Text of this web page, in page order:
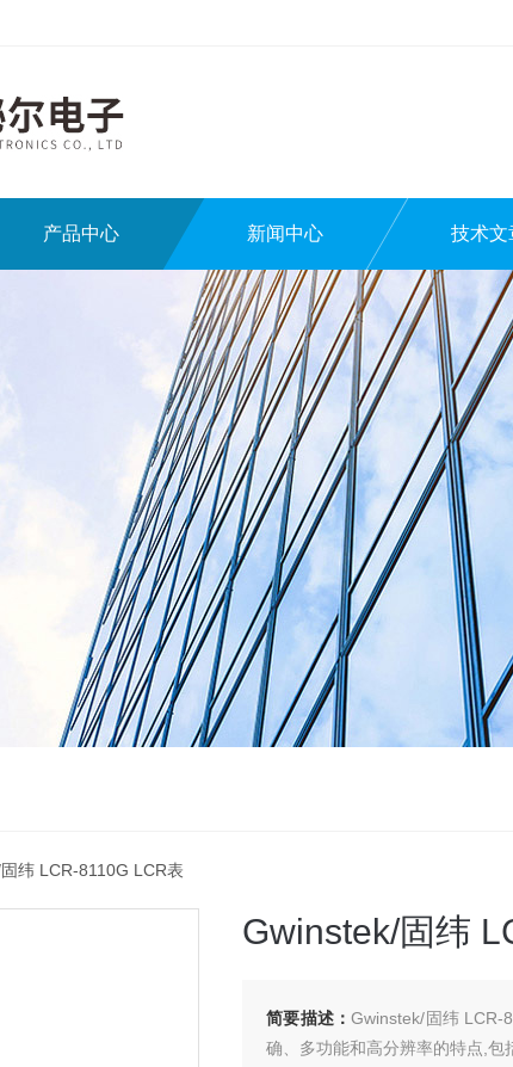
产品中心 新闻中心 技术文
纬 LCR-8110G LCR表
Gwinstek/固纬
简要描述：Gwinstek/固纬 LCR-
确、多功能和高分辨率的特点,